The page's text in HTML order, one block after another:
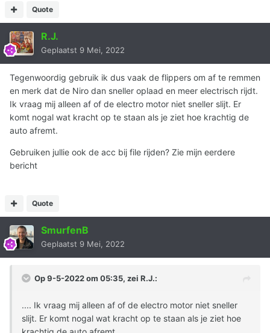
Quote
R.J.
Geplaatst 9 Mei, 2022
Tegenwoordig gebruik ik dus vaak de flippers om af te remmen
en merk dat de Niro dan sneller oplaad en meer electrisch rijdt.
Ik vraag mij alleen af of de electro motor niet sneller slijt. Er
komt nogal wat kracht op te staan als je ziet hoe krachtig de
auto afremt.
Gebruiken jullie ook de acc bij file rijden? Zie mijn eerdere
bericht
Quote
SmurfenB
Geplaatst 9 Mei, 2022
Op 9-5-2022 om 05:35, zei R.J.:
.... Ik vraag mij alleen af of de electro motor niet sneller
slijt. Er komt nogal wat kracht op te staan als je ziet hoe